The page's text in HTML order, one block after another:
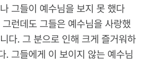
그들이 예수님을 보지 못 했다
런데도 그들은 예수님을 사랑했
다. 그 분으로 인해 크게 즐거워하
. 그들에게 이 보이지 않는 예수님